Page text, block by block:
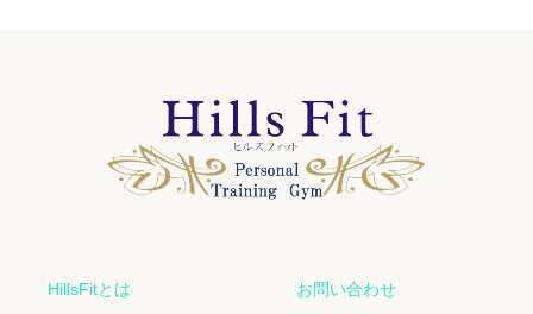
HillsFitとは お問い合わせ